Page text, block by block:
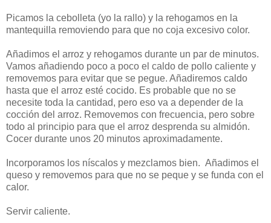
Picamos la cebolleta (yo la rallo) y la rehogamos en la
mantequilla removiendo para que no coja excesivo color.
Añadimos el arroz y rehogamos durante un par de minutos.
Vamos añadiendo poco a poco el caldo de pollo caliente y
removemos para evitar que se pegue. Añadiremos caldo
hasta que el arroz esté cocido. Es probable que no se
necesite toda la cantidad, pero eso va a depender de la
cocción del arroz. Removemos con frecuencia, pero sobre
todo al principio para que el arroz desprenda su almidón.
Cocer durante unos 20 minutos aproximadamente.
Incorporamos los níscalos y mezclamos bien. Añadimos el
queso y removemos para que no se peque y se funda con el
calor.
Servir caliente.